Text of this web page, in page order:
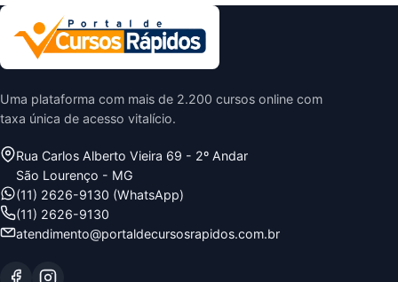
Uma plataforma com mais de 2.200 cursos online com
taxa única de acesso vitalício.
Rua Carlos Alberto Vieira 69 - 2º Andar
São Lourenço - MG
(11) 2626-9130 (WhatsApp)
(11) 2626-9130
atendimento@portaldecursosrapidos.com.br